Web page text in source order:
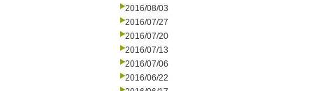
2016/08/03
2016/07/27
2016/07/20
2016/07/13
2016/07/06
2016/06/22